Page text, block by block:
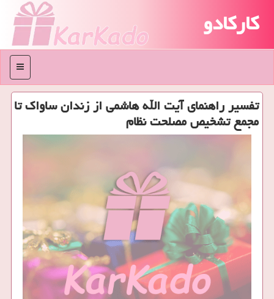
کارکادو
منو
تفسیر راهنمای آیت الله هاشمی از زندان ساواك تا
مجمع تشخیص مصلحت نظام